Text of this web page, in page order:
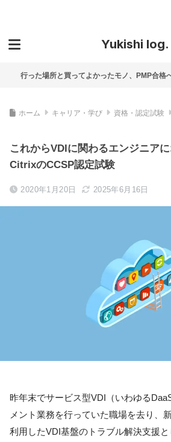
Yukishi log.
行った場所と買ってよかったモノ、PMP合格
ホーム キャリア・学び 資格・認定試験
これからVDIに関わるエンジニア
CitrixのCCSP認定試験
2020年1月20日 2025年6月16日
昨年末でサービス型VDI（いわゆる
メント業務を行っていた職場を去り、
利用したVDI基盤のトラブル解決支援